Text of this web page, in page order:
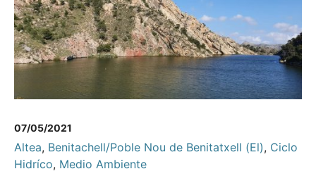
07/05/2021
Altea, Benitachell/Poble Nou de Benitatxell (El), Ciclo
Hidríco, Medio Ambiente